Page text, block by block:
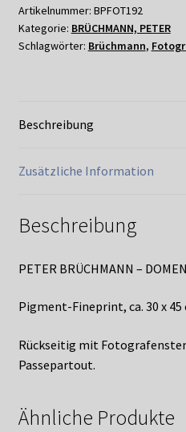
DOMENICA
3
Menge
Artikelnummer: BPFOT192
Kategorie: BRÜCHMANN, PETER
Schlagwörter: Brüchmann,
Beschreibung
Zusätzliche Information
Beschreibung
PETER BRÜCHMANN –
Pigment-Fineprint, ca. 30 x 45
Rückseitig mit
Passepartout.
Ähnliche Produkte